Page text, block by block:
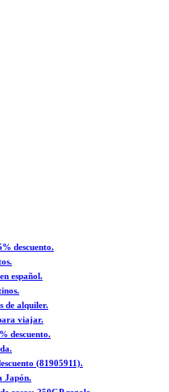
descuento.
español.
de alquiler.
viajar.
descuento.
(81905911).
Japón.